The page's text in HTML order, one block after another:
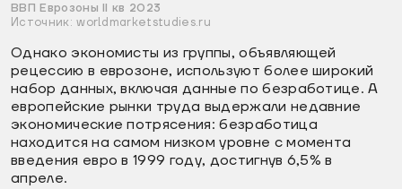
ВВП Еврозоны II кв 2023
Источник: worldmarketstudies.ru
Однако экономисты из группы, объявляющей
рецессию в еврозоне, используют более широкий
набор данных, включая данные по безработице. А
европейские рынки труда выдержали недавние
экономические потрясения: безработица
находится на самом низком уровне с момента
введения евро в 1999 году, достигнув 6,5% в
апреле.